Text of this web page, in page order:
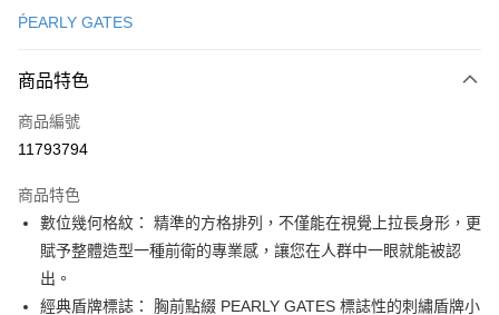
LINE Pay
Apple Pay
悠遊付
大哥付你分期
相關說明
【大哥付你分期使用說明】
ṔEARLY GATES
商品特色
商品編號
11793794
商品特色
數位幾何格紋： 精準的方格排列，不僅能在視覺上拉長身形，更
賦予整體造型一種前衛的專業感，讓您在人群中一眼就能被認
出。
經典盾牌標誌： 胸前點綴 PEARLY GATES 標誌性的刺繡盾牌小